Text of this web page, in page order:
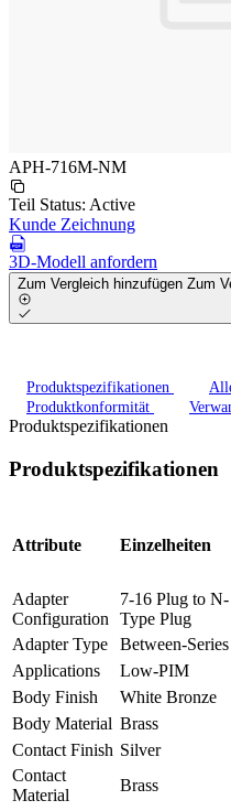
APH-716M-NM
Teil Status: Active
Kunde Zeichnung
3D-Modell anfordern
Zum Vergleich hinzufügen Zum
Produktspezifikationen
Produktkonformität
Produktspezifikationen
Produktspezifikationen
Attribute Einzelheiten
Adapter
Configuration
7-16 Plug to N-
Type Plug
Adapter Type
Between-Series
Applications
Low-PIM
Body Finish
White Bronze
Body Material Brass
Contact Finish Silver
Contact
Material
Brass